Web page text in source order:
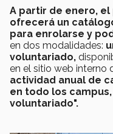
A partir de enero,
ofrecerá un
para enrolarse y
en dos modalidades:
voluntariado,
en el sitio web interno
actividad anual de
en todo los
voluntariado".